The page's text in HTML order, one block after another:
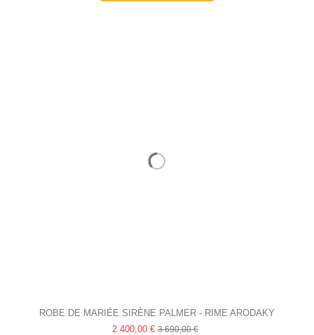
ROBE DE MARIÉE SIRÈNE PALMER - RIME ARODAKY
2 400,00 € 3 690,00 €